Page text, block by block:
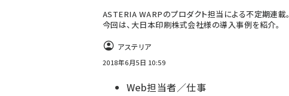
ASTERIA WARPのプロダクト担当による不定期連載。
今回は、大日本印刷株式会社様の導入事例を紹介。
アステリア
2018年6月5日 10:59
Web担当者／仕事